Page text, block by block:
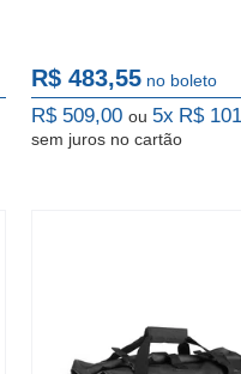
R$ 483,55 no boleto
R$ 509,00ou 5x R$
sem juros no cartão